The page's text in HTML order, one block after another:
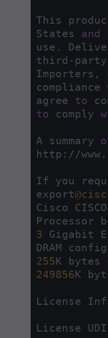
This
States and
use.
third -
compliance
agree to
to comply
A summary
http: //
If you
export
Cisco
3 Gigabit
DRAM
255K bytes
249856K
License
License